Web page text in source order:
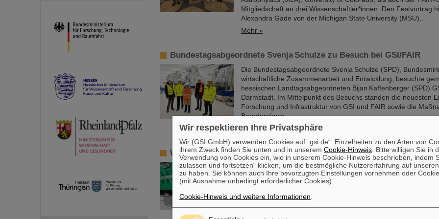
Mitgliedschaft an drei Wissenschaftler*innen. Den Festvortrag
Alexandra Gade von der Michigan State University (MSU)…
Mehr »
Bundestagsabgeordnete Svenja Schulze zu Besuch bei GSI/FAIR
Die Bundestagsabgeordnete Svenja Schulze (SPD),
wirtschaftliche Zusammenarbeit und Entwicklung, besuchte
hessischen Landtagsabgeordneten Bijan Kaffenberger (SPD)
Darmstadt. Im Mittelpunkt des Besuchs standen die neuesten
Forschung und Infrastruktur von GSI und FAIR sowie die
Brandereignis.
Mehr »
Weltrekord bei GSI/FAIR – Darmstadt führt bei der Entdeckung
Chemische Elemente, neue Isotope, kleinste Teilchen – das GSI
Helmholtzzentrum für Schwerionenforschung in Darmstadt ist
Entdeckungen, unter anderem von insgesamt sechs
Nun gibt es einen neuen Weltrekord zu vermelden: Das
dem gerade die internationale Beschleunigeranlage FAIR
Wir respektieren Ihre Privatsphäre
Wir (GSI GmbH) verwenden Cookies auf „gsi.de“. Einzelheiten zu den Arten von
ihrem Zweck finden Sie unten und in unserem Cookie-Hinweis . Bitte willigen Sie in
Verwendung von Cookies ein, wie in unserem Cookie-Hinweis beschrieben, indem
zulassen und fortsetzen“ klicken, um die bestmögliche Nutzererfahrung auf
zu haben. Sie können auch Ihre bevorzugten Einstellungen vornehmen oder
(mit Ausnahme unbedingt erforderlicher Cookies).
Cookie-Hinweis und weitere Informationen